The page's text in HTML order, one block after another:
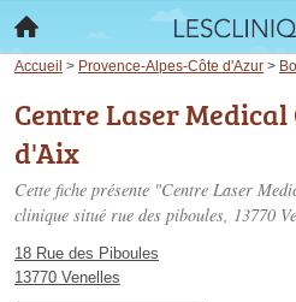
Accueil > Provence-Alpes-Côte d'Azur >
Centre Laser Medical
d'Aix
Cette fiche présente "Centre Laser
clinique situé rue des piboules, 13770
18 Rue des Piboules
13770 Venelles